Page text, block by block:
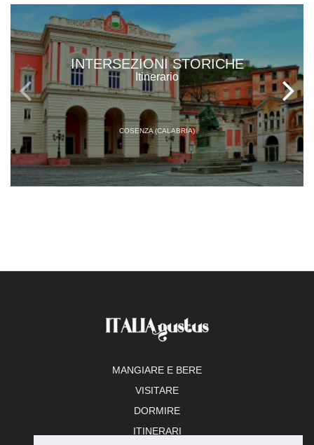
INTERSEZIONI STORICHE
Itinerario
COSENZA (CALABRIA)
MANGIARE E BERE
VISITARE
DORMIRE
ITINERARI